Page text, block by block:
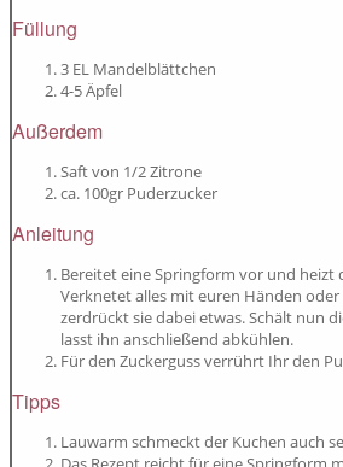
Füllung
3 EL Mandelblättchen
4-5 Äpfel
Außerdem
Saft von 1/2 Zitrone
ca. 100gr Puderzucker
Anleitung
Bereitet eine Springform vor und heizt
Verknetet alles mit euren Händen
zerdrückt sie dabei etwas. Schält nun
lasst ihn anschließend abkühlen.
Für den Zuckerguss verrührt Ihr den
Tipps
Lauwarm schmeckt der Kuchen auch